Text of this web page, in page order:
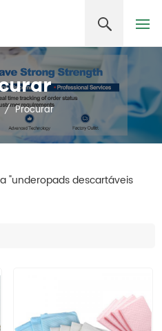
/ Procurar
"underopads descartáveis